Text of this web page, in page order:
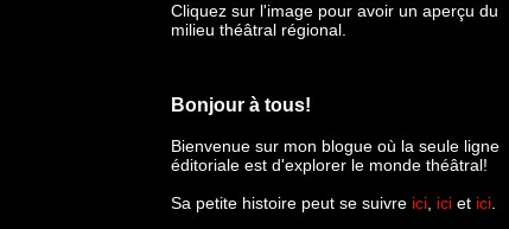
Cliquez sur l'image pour avoir un aperçu du
milieu théâtral régional.
Bonjour à tous!
Bienvenue sur mon blogue où la seule ligne
éditoriale est d'explorer le monde théâtral!
Sa petite histoire peut se suivre ici ici et ici